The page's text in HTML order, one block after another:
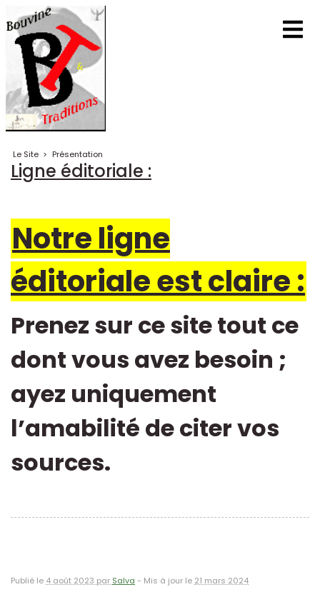
Le Site > Présentation
Ligne éditoriale :
Notre ligne
éditoriale est claire :
Prenez sur ce site tout ce
dont vous avez besoin ;
ayez uniquement
l’amabilité de citer vos
sources.
Publié le 4 août 2023 par Salva - Mis à jour le 21 mars 2024